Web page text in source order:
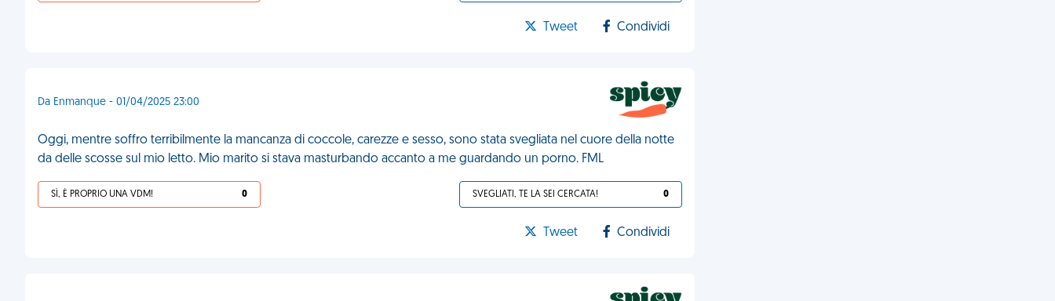
Tweet Condividi
Da Enmanque - 01/04/2025 23:00
Oggi, mentre soffro terribilmente la mancanza di coccole, carezze e sesso, sono stata svegliata nel cuore della notte
da delle scosse sul mio letto. Mio marito si stava masturbando accanto a me guardando un porno. FML
SÌ, È PROPRIO UNA VDM! 0 SVEGLIATI, TE LA SEI CERCATA! 0
Tweet Condividi